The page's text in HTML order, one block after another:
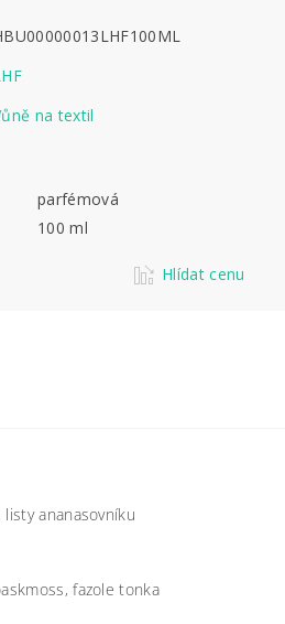
na textil
parfémová
100 ml
Hlídat cenu
ananasovníku
fazole tonka